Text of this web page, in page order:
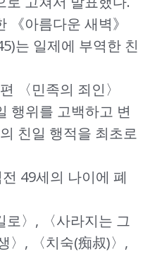
《아름다운 새벽》
는 일제에 부역한 친
〈민족의 죄인〉
행위를 고백하고 변
친일 행적을 최초로
49세의 나이에 폐
로〉, 〈사라지는 그
〉, 〈치숙(痴叔)〉,